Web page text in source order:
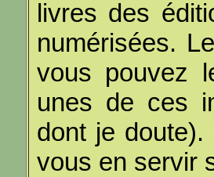
livres des
numérisées.
vous pouvez
unes de ces
dont je
vous en servir